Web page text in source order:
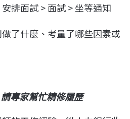
排面試 > 面試 > 坐等通知
了什麼、考量了哪些因素或
專家幫忙精修履歷